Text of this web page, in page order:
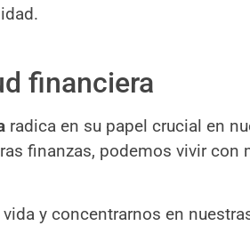
financiera
radica en su papel crucial en
finanzas, podemos vivir con
y concentrarnos en